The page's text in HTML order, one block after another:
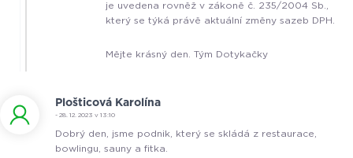
je uvedena rovněž v zákoně č. 235/2004 Sb.,
který se týká právě aktuální změny sazeb DPH.
Mějte krásný den. Tým Dotykačky
Plošticová Karolína
- 28. 12. 2023 v 13:10
Dobrý den, jsme podnik, který se skládá z restaurace,
bowlingu, sauny a fitka.